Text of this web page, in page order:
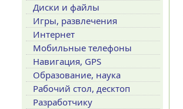
Диски и файлы
Игры, развлечения
Интернет
Мобильные телефоны
Навигация, GPS
Образование, наука
Рабочий стол, десктоп
Разработчику